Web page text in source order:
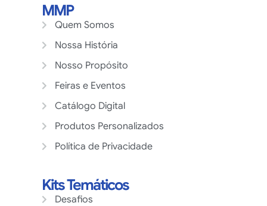
MMP
Quem Somos
Nossa História
Nosso Propósito
Feiras e Eventos
Catálogo Digital
Produtos Personalizados
Política de Privacidade
Kits Temáticos
Desafios